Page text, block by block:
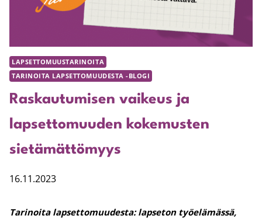
LAPSETTOMUUSTARINOITA
TARINOITA LAPSETTOMUUDESTA -BLOGI
Raskautumisen vaikeus ja
lapsettomuuden kokemusten
sietämättömyys
16.11.2023
Tarinoita lapsettomuudesta:lapseton työelämässä,